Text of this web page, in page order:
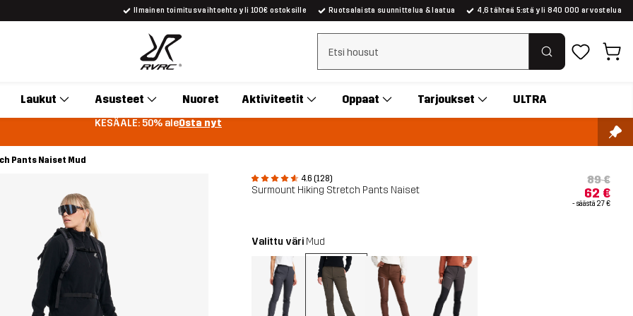
Ilmainen toimitusvaihtoehto yli 100€ ostoksille Ruotsalaista suunnittelua & laatua 4,6 tähteä 5:stä yli 840 000 arvostelua
Tyhjennä haku
Laukut Asusteet Nuoret Aktiviteetit Oppaat Tarjoukset ULTRA
KESÄALE: 50% aleOsta nyt
Pants Naiset Mud
4.6 (128)
Surmount Hiking Stretch Pants Naiset
89 €
62 €
- säästä 27 €
Valittu väri Mud